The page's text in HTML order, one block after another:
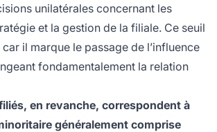
unilatérales concernant les
et la gestion de la filiale. Ce seuil
il marque le passage de l’influence
fondamentalement la relation
en revanche, correspondent à
généralement comprise